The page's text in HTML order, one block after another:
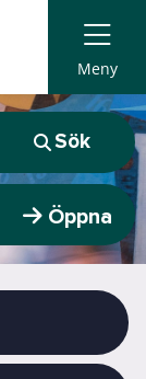
Meny
Sök
Öppna